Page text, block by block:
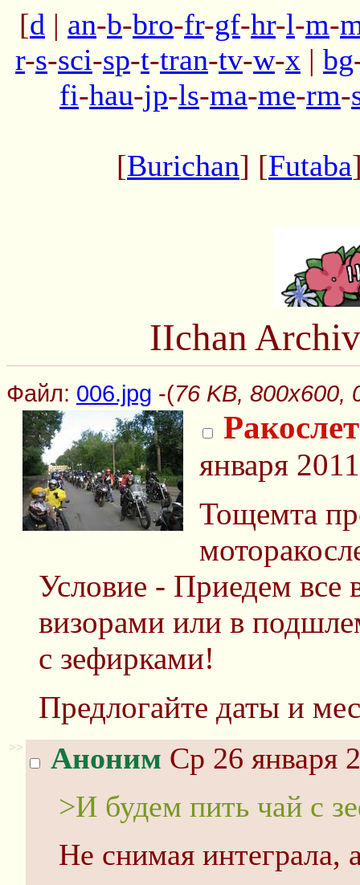
[d | an-b-bro-fr-gf-hr-l-m-
r-s-sci-sp-t-tran-tv-w-x | bg
fi-hau-jp-ls-ma-me-rm-
[Burichan] [Futaba
IIchan
Файл: 006.jpg -(76 KB, 800x600,
января
Тощемта
Условие - Приедем все
визорами или в
с зефирками!
Предлогайте даты и
>> Аноним Ср 26 января
>И будем пить чай с
Не снимая интеграла,